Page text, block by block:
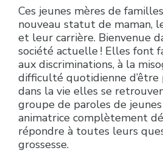
Ces jeunes mères de
nouveau statut de maman,
et leur carrière. Bienvenue
société actuelle ! Elles font
aux discriminations, à la
difficulté quotidienne d’être
dans la vie elles se
groupe de paroles de
animatrice complètement
répondre à toutes leurs
grossesse.